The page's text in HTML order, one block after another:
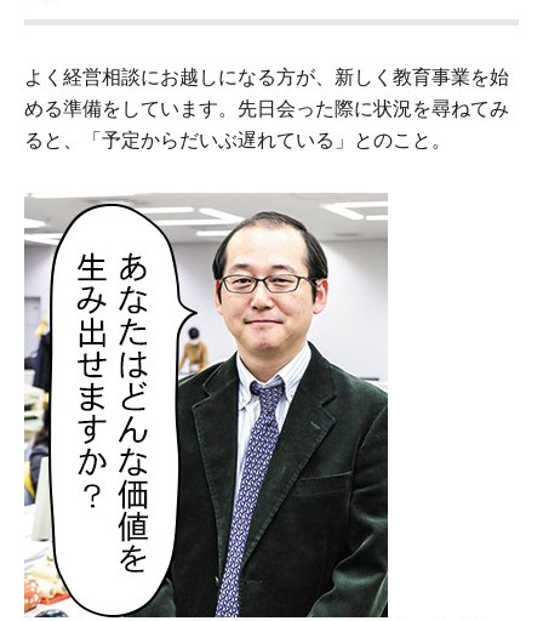
よく経営相談にお越しになる方が、新しく教育事業を始
める準備をしています。先日会った際に状況を尋ねてみ
ると、「予定からだいぶ遅れている」とのこと。